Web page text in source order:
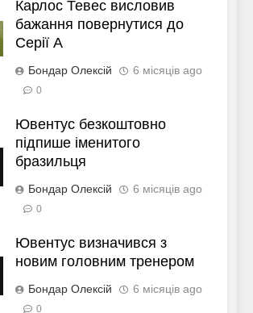
Карлос Тевес висловив
бажання повернутися до
Серії А
Бондар Олексій 6 місяців ago
0
Ювентус безкоштовно
підпише іменитого
бразильця
Бондар Олексій 6 місяців ago
0
Ювентус визначився з
новим головним тренером
Бондар Олексій 6 місяців ago
0